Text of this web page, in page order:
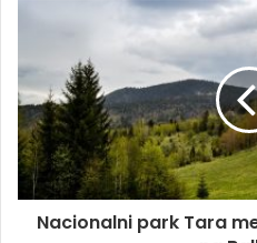
Nacionalni park Tara